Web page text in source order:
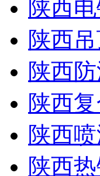
陕西
陕西
陕西
陕西
陕西
陕西